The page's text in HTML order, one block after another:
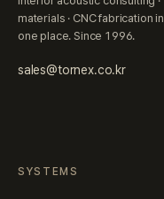
materials · CNC fabrication in
one place. Since 1996.
sales@tornex.co.kr
SYSTEMS